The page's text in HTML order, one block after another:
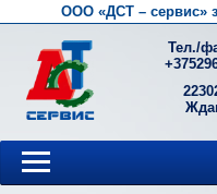
ООО «ДСТ – сервис»
Тел./
+